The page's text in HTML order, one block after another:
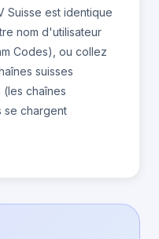
Suisse est identique
nom d'utilisateur
Codes), ou collez
suisses
(les chaînes
se chargent